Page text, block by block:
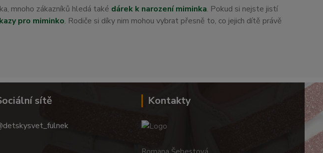
mnoho zákazníků hledá také dárek k narození miminka. Pokud si nejste jistí
pro miminko. Rodiče si díky nim mohou vybrat přesně to, co jejich dítě právě
sítě Kontakty